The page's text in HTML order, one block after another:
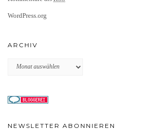
WordPress.org
ARCHIV
Archiv
NEWSLETTER ABONNIEREN